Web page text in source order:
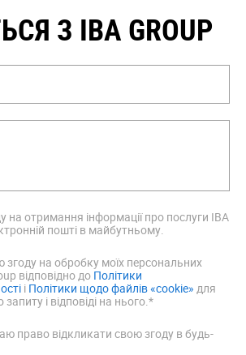
З IBA GROUP
на отримання інформації про послуги IBA
пошті в майбутньому.
на обробку моїх персональних
відповідно до Політики
i Політики щодо файлів «cookie» для
і відповіді на нього.*
право відкликати свою згоду в будь-